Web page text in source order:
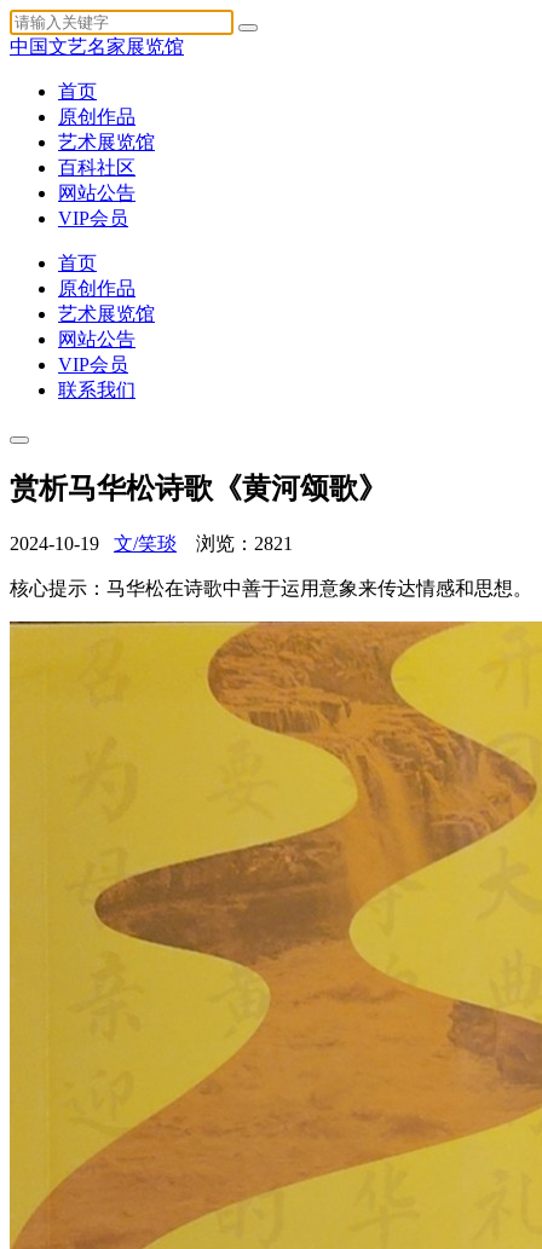
中国文艺名家展览馆
首页
原创作品
艺术展览馆
百科社区
网站公告
VIP会员
首页
原创作品
艺术展览馆
网站公告
VIP会员
联系我们
赏析马华松诗歌《黄河颂歌》
2024-10-19 文/笑琰 浏览： 2821
核心提示：马华松在诗歌中善于运用意象来传达情感和思想。